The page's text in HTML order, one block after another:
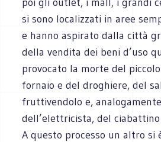
si sono localizzati in aree
e hanno aspirato dalla città
della vendita dei beni d’uso
provocato la morte del
fornaio e del droghiere, del
fruttivendolo e,
dell’elettricista, del
A questo processo un altro si